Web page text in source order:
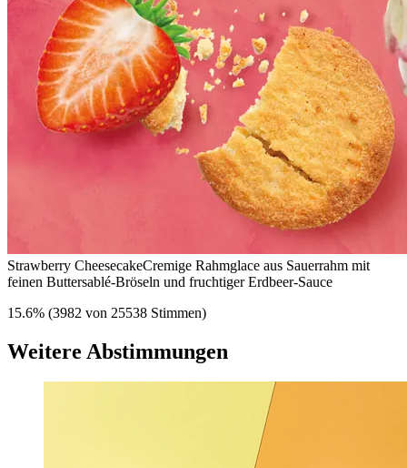
Strawberry CheesecakeCremige Rahmglace aus Sauerrahm mit
feinen Buttersablé-Bröseln und fruchtiger Erdbeer-Sauce
15.6% (3982 von 25538 Stimmen)
Weitere Abstimmungen